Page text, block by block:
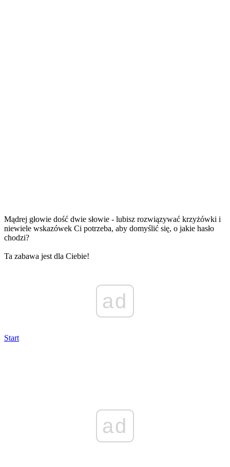
Mądrej głowie dość dwie słowie - lubisz rozwiązywać krzyżówki i
niewiele wskazówek Ci potrzeba, aby domyślić się, o jakie hasło
chodzi?
Ta zabawa jest dla Ciebie!
ad
Start
ad